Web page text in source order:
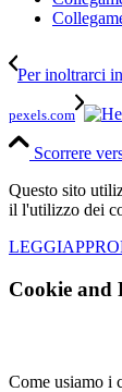
Per inoltrarci
pexels.com
Scorrere
Questo sito
il l'utilizzo dei
LEGGI
Cookie and
Come usiamo i